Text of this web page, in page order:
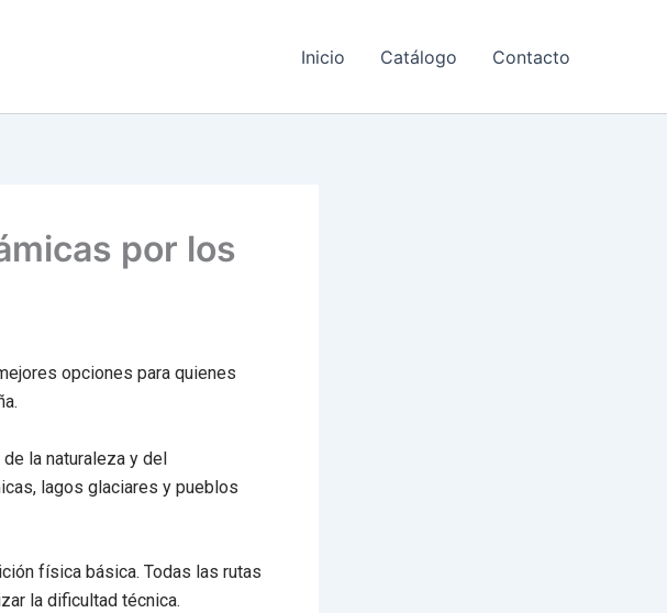
Inicio Catálogo Contacto
por los
opciones para quienes
la naturaleza y del
lagos glaciares y pueblos
física básica. Todas las rutas
la dificultad técnica.